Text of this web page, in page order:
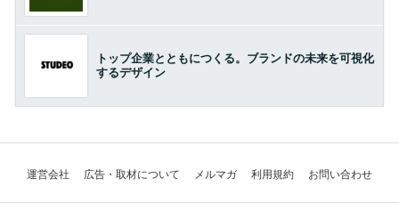
トップ企業とともにつくる。ブランドの未来を可視化
するデザイン
運営会社 広告・取材について メルマガ 利用規約 お問い合わせ